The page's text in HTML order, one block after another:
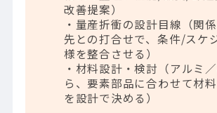
改善提案）
・量産折衝の設計目線（関
先との打合せで、条件/スケ
様を整合させる）
・材料設計・検討（アルミ
ら、要素部品に合わせて材
を設計で決める）